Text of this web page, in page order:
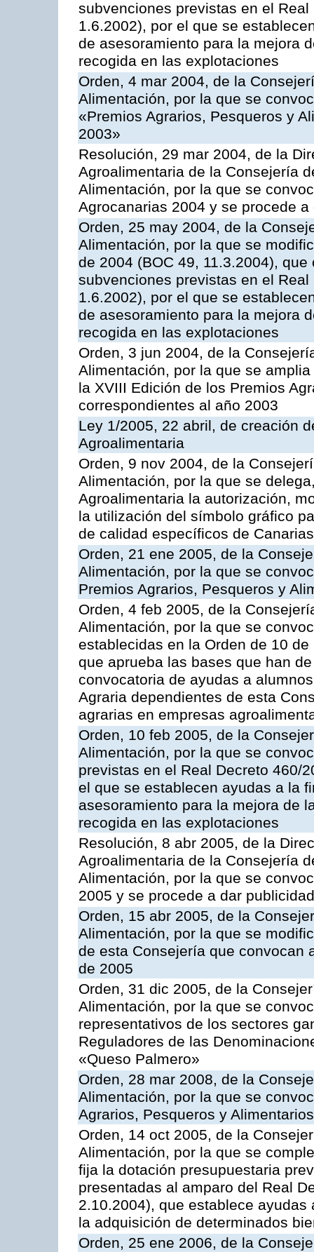
subvenciones previstas en el
1.6.2002), por el que se
de asesoramiento para la mejora
recogida en las explotaciones
Orden, 4 mar 2004, de la
Alimentación, por la que se
«Premios Agrarios, Pesqueros y
2003»
Resolución, 29 mar 2004, de la
Agroalimentaria de la Consejería
Alimentación, por la que se
Agrocanarias 2004 y se procede
Orden, 25 may 2004, de la
Alimentación, por la que se
de 2004 (BOC 49, 11.3.2004),
subvenciones previstas en el
1.6.2002), por el que se
de asesoramiento para la mejora
recogida en las explotaciones
Orden, 3 jun 2004, de la
Alimentación, por la que se
la XVIII Edición de los Premios
correspondientes al año 2003
Ley 1/2005, 22 abril, de creación
Agroalimentaria
Orden, 9 nov 2004, de la
Alimentación, por la que se
Agroalimentaria la autorización,
la utilización del símbolo gráfico
de calidad específicos de Canarias
Orden, 21 ene 2005, de la
Alimentación, por la que se
Premios Agrarios, Pesqueros y
Orden, 4 feb 2005, de la
Alimentación, por la que se
establecidas en la Orden de 10
que aprueba las bases que han
convocatoria de ayudas a
Agraria dependientes de esta
agrarias en empresas
Orden, 10 feb 2005, de la
Alimentación, por la que se
previstas en el Real Decreto 460/
el que se establecen ayudas a la
asesoramiento para la mejora de
recogida en las explotaciones
Resolución, 8 abr 2005, de la
Agroalimentaria de la Consejería
Alimentación, por la que se
2005 y se procede a dar
Orden, 15 abr 2005, de la
Alimentación, por la que se
de esta Consejería que convocan
de 2005
Orden, 31 dic 2005, de la
Alimentación, por la que se
representativos de los sectores
Reguladores de las
«Queso Palmero»
Orden, 28 mar 2008, de la
Alimentación, por la que se
Agrarios, Pesqueros y
Orden, 14 oct 2005, de la
Alimentación, por la que se
fija la dotación presupuestaria
presentadas al amparo del Real
2.10.2004), que establece
la adquisición de determinados
Orden, 25 ene 2006, de la